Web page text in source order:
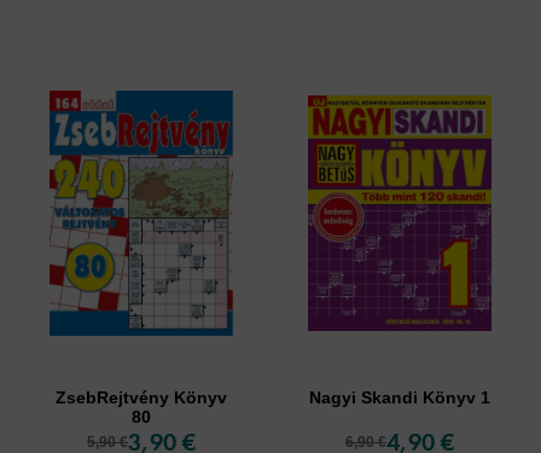
ZsebRejtvény Könyv
80
5,90 €3,90 €
Nagyi Skandi Könyv 1
6,90 €4,90 €